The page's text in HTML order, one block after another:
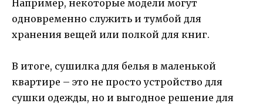
Например, некоторые модели могут
одновременно служить и тумбой для
хранения вещей или полкой для книг.
В итоге, сушилка для белья в маленькой
квартире – это не просто устройство для
сушки одежды, но и выгодное решение для